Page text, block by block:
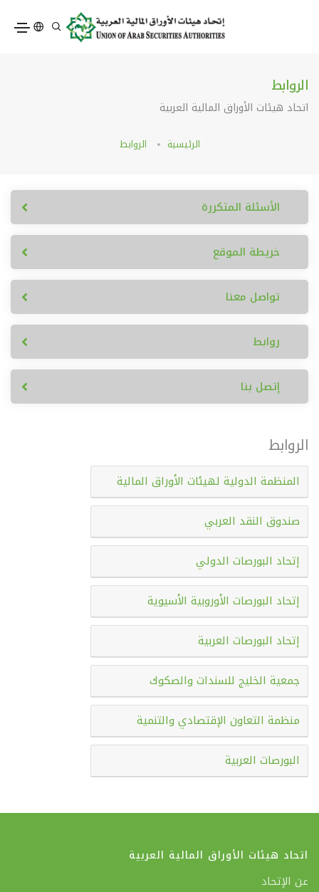
الروابط
اتحاد هيئات الأوراق المالية العربية
الرئيسية الروابط
الأسئلة المتكررة
خريطة الموقع
تواصل معنا
روابط
إتصل بنا
الروابط
المنظمة الدولية لهيئات الأوراق المالية
صندوق النقد العربي
إتحاد البورصات الدولي
إتحاد البورصات الأوروبية الأسيوية
إتحاد البورصات العربية
جمعية الخليج للسندات والصكوك
منظمة التعاون الإقتصادي والتنمية
البورصات العربية
اتحاد هيئات الأوراق المالية العربية
عن الإتحاد